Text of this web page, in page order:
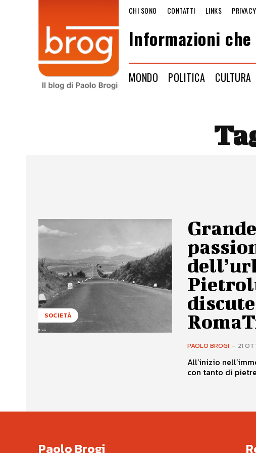
CHI SONO CONTATTI LINKS PRIVACY
Informazioni
MONDO POLITICA CULTURA
SOCIETÀ
PAOLO BROGI - 21
All’inizio
con tanto di
Paolo Brogi